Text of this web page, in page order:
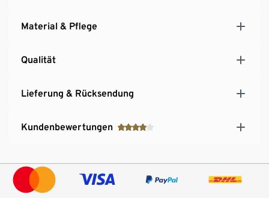
Material & Pflege
Qualität
Lieferung & Rücksendung
Kundenbewertungen